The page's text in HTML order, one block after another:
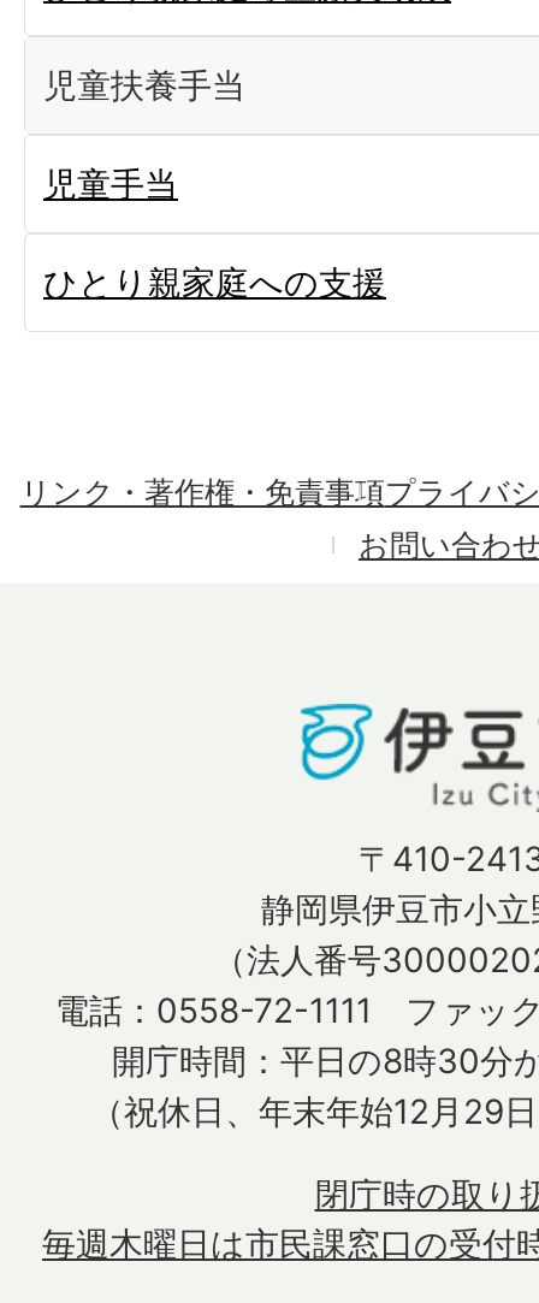
児童扶養手当
児童手当
ひとり親家庭への支援
リンク・著作権・免責事項プライバ
お問い合わ
〒410-
静岡県伊豆市小
（法人番号
電話：0558-72-1111 ファッ
開庁時間：平日の8時30分
（祝休日、年末年始12月29
毎週木曜日は市民課窓口の受付
閉庁時の取り